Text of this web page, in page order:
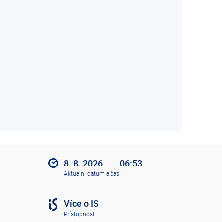
8. 8. 2026 | 06:53
Aktuální datum a čas
Více o IS
Přístupnost